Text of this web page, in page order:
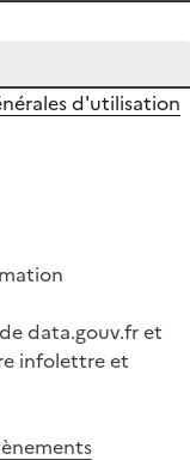
d'utilisation
data.gouv.fr et
infolettre et